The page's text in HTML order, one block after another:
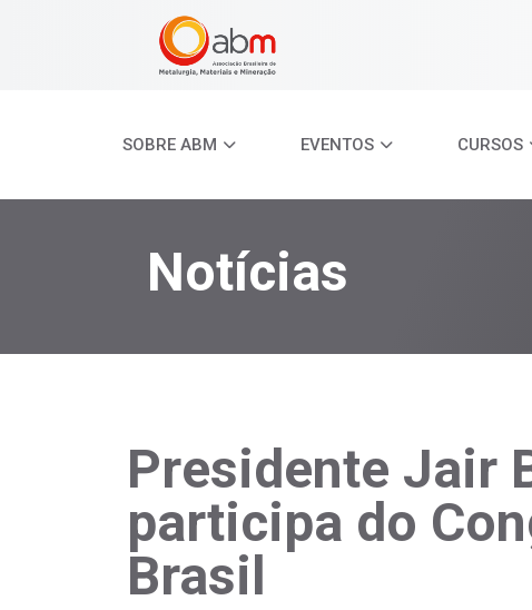
SOBRE ABM EVENTOS CURSOS
Notícias
Presidente Jair
participa do
Brasil